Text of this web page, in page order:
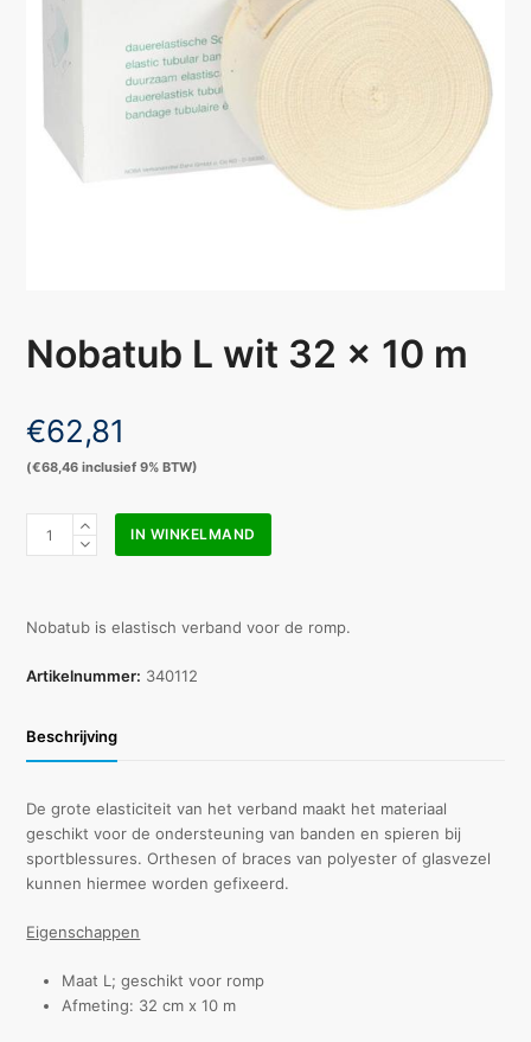
Nobatub L wit 32 x 10 m
€62,81
(€68,46 inclusief 9% BTW)
Nobatub
x
m
IN WINKELMAND
Nobatub is elastisch verband voor de romp.
Artikelnummer: 340112
Beschrijving
De grote elasticiteit van het verband maakt het materiaal
geschikt voor de ondersteuning van banden en spieren bij
sportblessures. Orthesen of braces van polyester of glasvezel
kunnen hiermee worden gefixeerd.
Eigenschappen
Maat L; geschikt voor romp
Afmeting: 32 cm x 10 m